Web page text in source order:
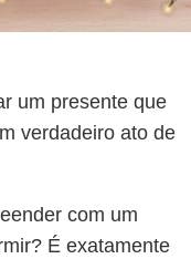
um presente que
verdadeiro ato de
com um
É exatamente